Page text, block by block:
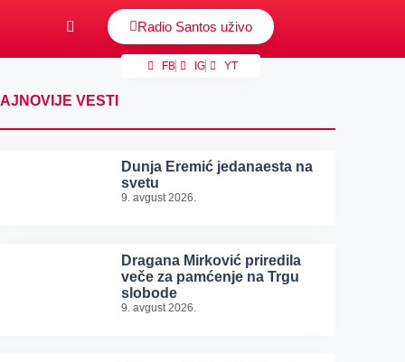
Radio Santos uživo
FB IG YT
VESTI
Dunja Eremić jedanaesta na
svetu
9. avgust 2026.
Dragana Mirković priredila
veče za pamćenje na Trgu
slobode
9. avgust 2026.